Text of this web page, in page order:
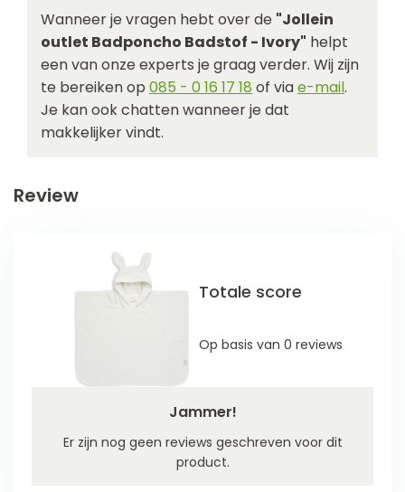
Wanneer je vragen hebt over de "Jollein
outlet Badponcho Badstof - Ivory" helpt
een van onze experts je graag verder. Wij zijn
te bereiken op 085 - 0 16 17 18 of viae-mail.
Je kan ook chatten wanneer je dat
makkelijker vindt.
Review
Jammer!
Er zijn nog geen reviews geschreven voor dit
product.
Totale score
Op basis van 0 reviews